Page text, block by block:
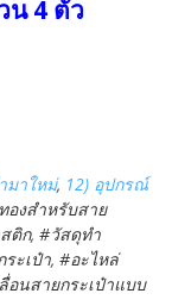
น 4 ตัว
มาใหม่, 12) อุปกรณ์
องสำหรับสาย
ติก, #วัสดุทำ
ะเป๋า, #อะไหล่
อนสายกระเป๋าแบบ